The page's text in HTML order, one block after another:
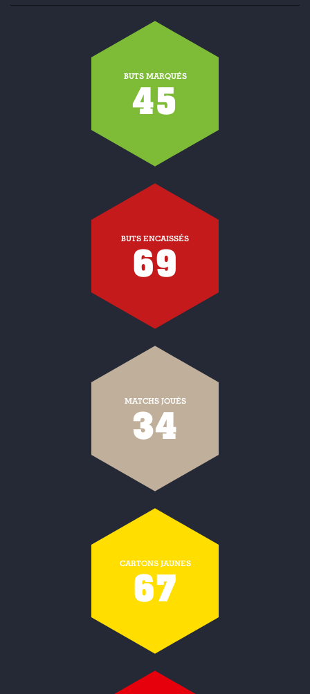
BUTS MARQUÉS
45
BUTS ENCAISSÉS
69
MATCHS JOUÉS
34
CARTONS JAUNES
67